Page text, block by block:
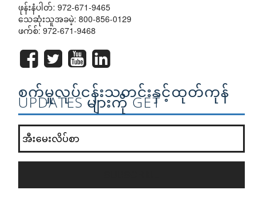
ဖုန်းနံပါတ်: 972-671-9465
သေဆုံးသူအခမဲ့: 800-856-0129
ဖက်စ်: 972-671-9468
စက်မှုလုပ်ငန်းသတင်းနှင့်ထုတ်ကုန်
UPDATES များကို GET
ကျွန်တော်တို့ရဲ့သတင်းလွှာစာရင်း join? *